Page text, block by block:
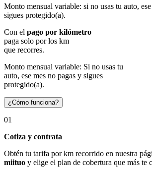
Monto mensual variable: si no usas tu auto,
sigues protegido(a).
Con el pago por kilómetro
paga solo por los km
que recorres.
Monto mensual variable: Si no usas tu
auto, ese mes no pagas y sigues
protegido(a).
¿Cómo funciona?
01
Cotiza y contrata
Obtén tu tarifa por km recorrido en nuestra
miituo y elige el plan de cobertura que más te